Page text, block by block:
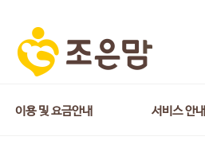
이용 및 요금안내 서비스 안내